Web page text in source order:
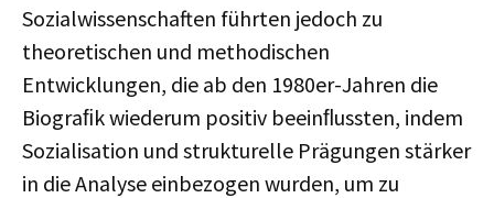
Sozialwissenschaften führten jedoch zu
theoretischen und methodischen
Entwicklungen, die ab den 1980er-Jahren die
Biograﬁk wiederum positiv beeinﬂussten, indem
Sozialisation und strukturelle Prägungen stärker
in die Analyse einbezogen wurden, um zu